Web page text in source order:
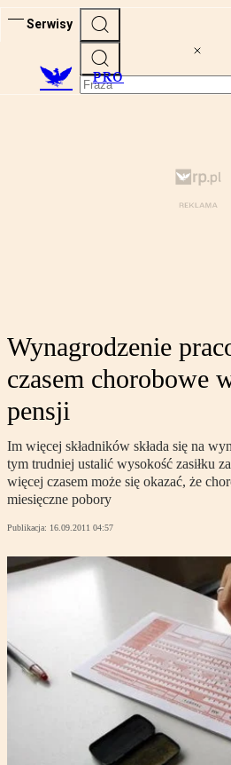
Serwisy
PRO
Wynagrodzenie
czasem chorobowe
pensji
Im więcej składników składa się na
tym trudniej ustalić wysokość zasiłku
więcej czasem może się okazać, że
miesięczne pobory
Publikacja: 16.09.2011 04:57